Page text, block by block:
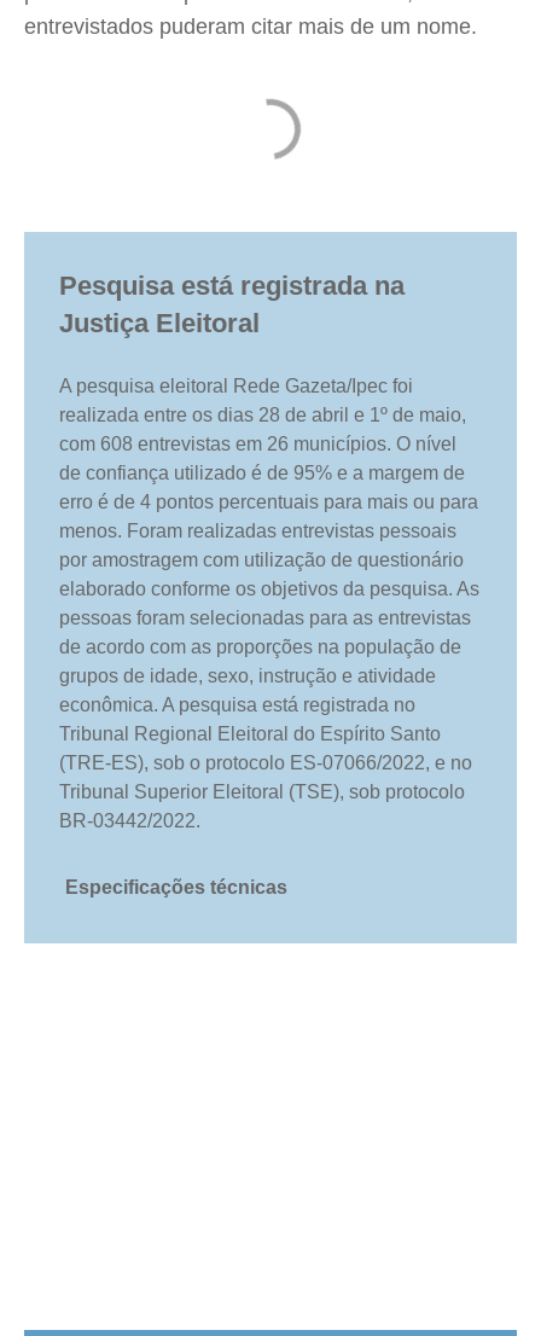
entrevistados puderam citar mais de um nome.
Pesquisa está registrada na
Justiça Eleitoral
A pesquisa eleitoral Rede Gazeta/Ipec foi
realizada entre os dias 28 de abril e 1º de maio,
com 608 entrevistas em 26 municípios. O nível
de confiança utilizado é de 95% e a margem de
erro é de 4 pontos percentuais para mais ou para
menos. Foram realizadas entrevistas pessoais
por amostragem com utilização de questionário
elaborado conforme os objetivos da pesquisa. As
pessoas foram selecionadas para as entrevistas
de acordo com as proporções na população de
grupos de idade, sexo, instrução e atividade
econômica. A pesquisa está registrada no
Tribunal Regional Eleitoral do Espírito Santo
(TRE-ES), sob o protocolo ES-07066/2022, e no
Tribunal Superior Eleitoral (TSE), sob protocolo
BR-03442/2022.
Especificações técnicas